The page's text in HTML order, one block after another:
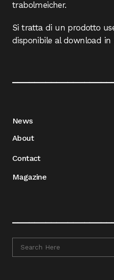
trabolmeicher.
Si tratta di un prodotto
disponibile al download
News
About
Contact
Magazine